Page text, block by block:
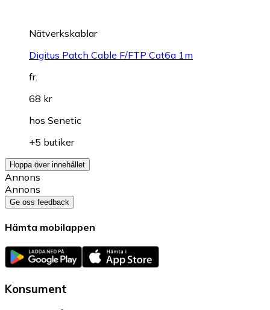
Nätverkskablar
Digitus Patch Cable F/FTP Cat6a 1m
fr.
68 kr
hos Senetic
+5 butiker
Hoppa över innehållet
Annons
Annons
Ge oss feedback
Hämta mobilappen
Konsument